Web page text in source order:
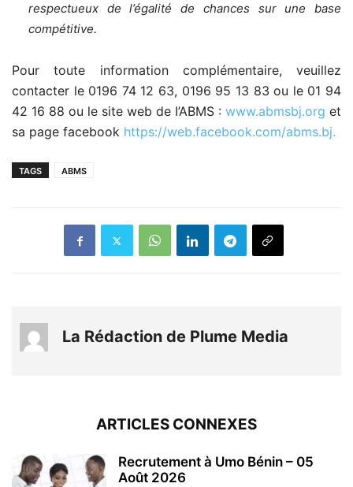
respectueux de l’égalité de chances sur une base
compétitive.
Pour toute information complémentaire, veuillez
contacter le 0196 74 12 63, 0196 95 13 83 ou le 01 94
42 16 88 ou le site web de I’ABMS : www.abmsbj.org et
sa page facebook https://web.facebook.com/abms.bj.
TAGS ABMS
La Rédaction de Plume Media
ARTICLES CONNEXES
Recrutement à Umo Bénin – 05
Août 2026